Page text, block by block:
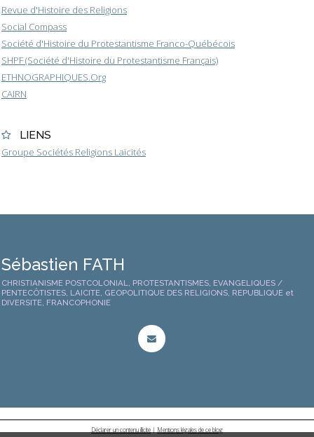
Revue d'Histoire des Religions
Social Compass
Société d'Histoire du Protestantisme Franco-Québécois
SHPF (Société d'Histoire du Protestantisme Français)
ETHNOGRAPHIQUES.Org
CAIRN
LIENS
Groupe Sociétés Religions Laïcités
Sébastien FATH
CHRISTIANISME POSTCOLONIAL, PROTESTANTISMES, EVANGELIQUES /
PENTECÔTISTES, LAICITE, GEOPOLITIQUE DES RELIGIONS, REPUBLIQUE et
DIVERSITE, FRANCOPHONIE
Déclarer un contenu illicite | Mentions légales de ce blog